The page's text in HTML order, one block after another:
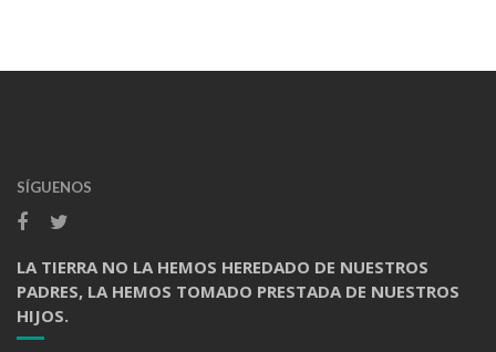
SÍGUENOS
LA TIERRA NO LA HEMOS HEREDADO DE NUESTROS
PADRES, LA HEMOS TOMADO PRESTADA DE NUESTROS
HIJOS.